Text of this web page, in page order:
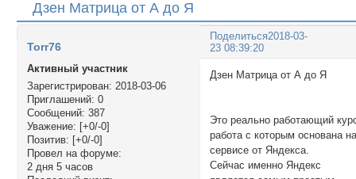
Дзен Матрица от А до Я
Поделиться2018-03-
23 08:39:20
Torr76
Активный участник
Зарегистрирован: 2018-03-06
Приглашений: 0
Сообщений: 387
Уважение: [+0/-0]
Позитив: [+0/-0]
Провел на форуме:
2 дня 5 часов
Дзен Матрица от А до
Это реально работающий
работа с которым основана
сервисе от Яндекса.
Сейчас именно Яндекс